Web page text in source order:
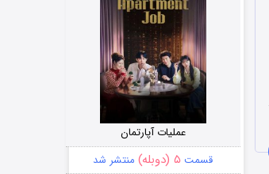
عملیات آپارتمان
قسمت ۵ (دوبله) منتشر شد